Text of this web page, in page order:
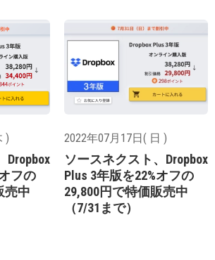
)
Dropbox
フの
売中
2022年07月17日( 日 )
ソースネクスト、Dropbox
Plus 3年版を22%オフの
29,800円で特価販売中
（7/31まで）